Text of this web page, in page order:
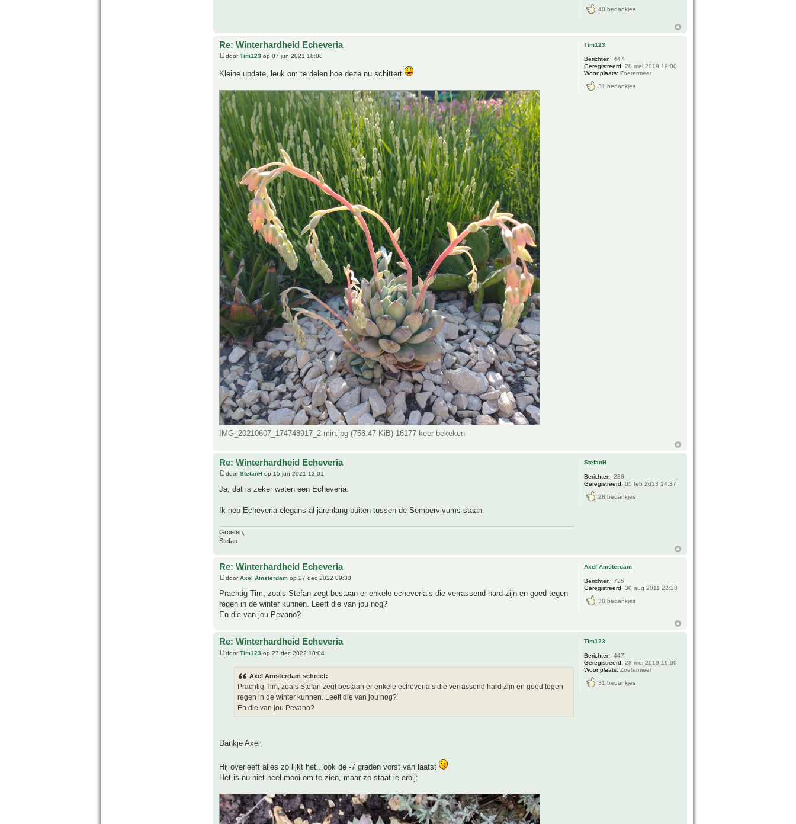
40 bedankjes
Re: Winterhardheid Echeveria
doorTim123 op 07 jun 2021 18:08
Kleine update, leuk om te delen hoe deze nu schittert
IMG_20210607_174748917_2-min.jpg (758.47 KiB) 16177 keer bekeken
Tim123
Berichten: 447
Geregistreerd: 28 mei 2019 19:00
Woonplaats: Zoetermeer
31 bedankjes
Re: Winterhardheid Echeveria
doorStefanH op 15 jun 2021 13:01
Ja, dat is zeker weten een Echeveria.
Ik heb Echeveria elegans al jarenlang buiten tussen de Sempervivums staan.
Groeten,
Stefan
StefanH
Berichten: 288
Geregistreerd: 05 feb 2013 14:37
28 bedankjes
Re: Winterhardheid Echeveria
doorAxel Amsterdam op 27 dec 2022 09:33
Prachtig Tim, zoals Stefan zegt bestaan er enkele echeveria’s die verrassend hard zijn en goed tegen
regen in de winter kunnen. Leeft die van jou nog?
En die van jou Pevano?
Axel Amsterdam
Berichten: 725
Geregistreerd: 30 aug 2011 22:38
38 bedankjes
Re: Winterhardheid Echeveria
doorTim123 op 27 dec 2022 18:04
Axel Amsterdam schreef:
Prachtig Tim, zoals Stefan zegt bestaan er enkele echeveria’s die verrassend hard zijn en goed tegen
regen in de winter kunnen. Leeft die van jou nog?
En die van jou Pevano?
Dankje Axel,
Hij overleeft alles zo lijkt het.. ook de -7 graden vorst van laatst
Het is nu niet heel mooi om te zien, maar zo staat ie erbij:
Tim123
Berichten: 447
Geregistreerd: 28 mei 2019 19:00
Woonplaats: Zoetermeer
31 bedankjes